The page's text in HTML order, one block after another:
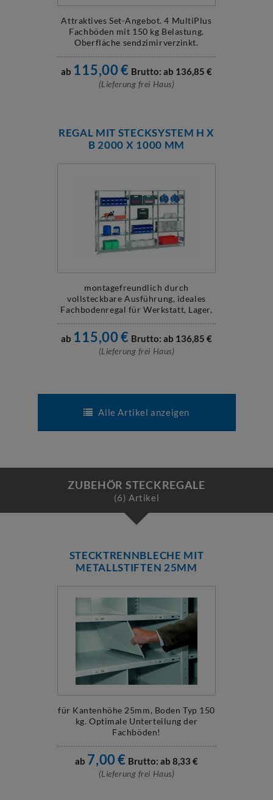
Attraktives Set-Angebot. 4 MultiPlus
Fachböden mit 150 kg Belastung.
Oberfläche sendzimirverzinkt.
ab 115,00€ Brutto: ab 136,85 €
(Lieferung frei Haus)
REGAL MIT STECKSYSTEM H X
B 2000 X 1000 MM
montagefreundlich durch
vollsteckbare Ausführung, ideales
Fachbodenregal für Werkstatt, Lager,
ab 115,00€ Brutto: ab 136,85 €
(Lieferung frei Haus)
Alle Artikel anzeigen
ZUBEHÖR STECKREGALE
(6) Artikel
STECKTRENNBLECHE MIT
METALLSTIFTEN 25MM
für Kantenhöhe 25mm, Boden Typ 150
kg. Optimale Unterteilung der
Fachböden!
ab 7,00€ Brutto: ab 8,33 €
(Lieferung frei Haus)